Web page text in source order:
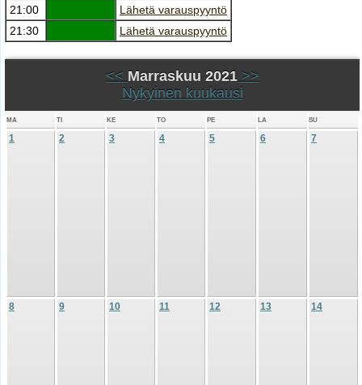
21:00
Lähetä varauspyyntö
21:30
Lähetä varauspyyntö
<< Marraskuu 2021>>
Nykyinen kuukausi
MA TI KE TO PE LA SU
1 2 3 4 5 6 7
8 9 10 11 12 13 14